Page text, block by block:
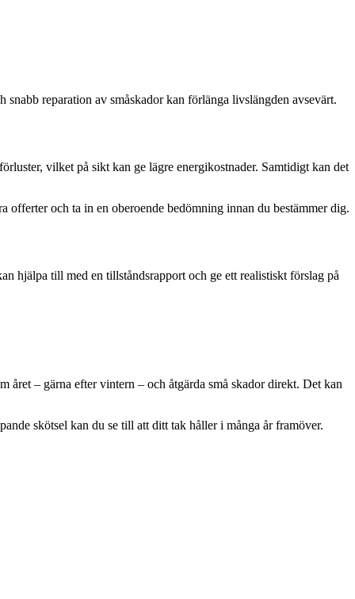
reparation av småskador kan förlänga livslängden avsevärt.
vilket på sikt kan ge lägre energikostnader. Samtidigt kan det
och ta in en oberoende bedömning innan du bestämmer dig.
hjälpa till med en tillståndsrapport och ge ett realistiskt förslag på
– gärna efter vintern – och åtgärda små skador direkt. Det kan
skötsel kan du se till att ditt tak håller i många år framöver.